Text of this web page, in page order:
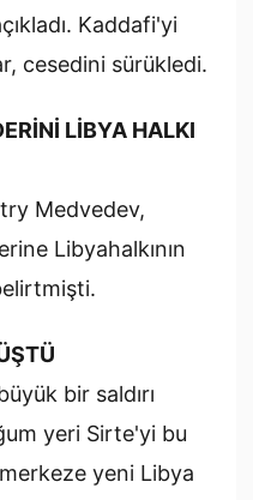
Kaddafi'yi
cesedini sürükledi.
LİBYA HALKI
Medvedev,
Libyahalkının
bir saldırı
yeri Sirte'yi bu
yeni Libya